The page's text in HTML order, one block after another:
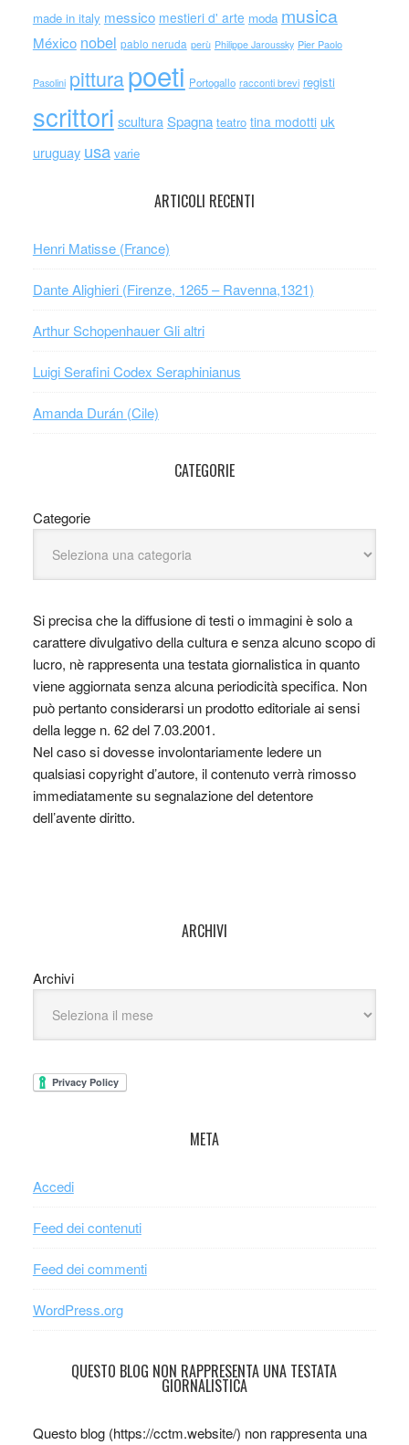
made in italy messico mestieri d' arte moda musica
México nobel pablo neruda perù Philippe Jaroussky Pier Paolo
Pasolini pitturapoeti Portogallo racconti brevi registi
scrittori scultura Spagna teatro tina modotti uk
uruguay usa varie
ARTICOLI RECENTI
Henri Matisse (France)
Dante Alighieri (Firenze, 1265 – Ravenna,1321)
Arthur Schopenhauer Gli altri
Luigi Serafini Codex Seraphinianus
Amanda Durán (Cile)
CATEGORIE
Categorie
Si precisa che la diffusione di testi o immagini è solo a
carattere divulgativo della cultura e senza alcuno scopo di
lucro, nè rappresenta una testata giornalistica in quanto
viene aggiornata senza alcuna periodicità specifica. Non
può pertanto considerarsi un prodotto editoriale ai sensi
della legge n. 62 del 7.03.2001.
Nel caso si dovesse involontariamente ledere un
qualsiasi copyright d’autore, il contenuto verrà rimosso
immediatamente su segnalazione del detentore
dell’avente diritto.
ARCHIVI
Archivi
META
Accedi
Feed dei contenuti
Feed dei commenti
WordPress.org
QUESTO BLOG NON RAPPRESENTA UNA TESTATA
GIORNALISTICA
Questo blog (https://cctm.website/) non rappresenta una